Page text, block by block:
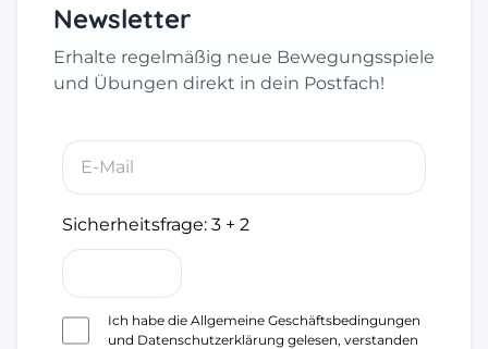
Newsletter
Erhalte regelmäßig neue Bewegungsspiele
und Übungen direkt in dein Postfach!
Sicherheitsfrage: 3 + 2
Ich habe die Allgemeine Geschäftsbedingungen
und Datenschutzerklärung gelesen, verstanden